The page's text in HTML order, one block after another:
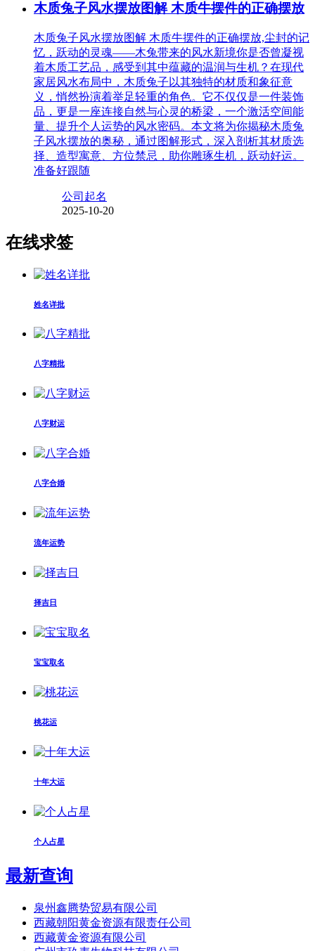
木质兔子风水摆放图解 木质牛摆件的正确摆放
木质兔子风水摆放图解 木质牛摆件的正确摆放,尘封的记
忆，跃动的灵魂——木兔带来的风水新境你是否曾凝视
着木质工艺品，感受到其中蕴藏的温润与生机？在现代
家居风水布局中，木质兔子以其独特的材质和象征意
义，悄然扮演着举足轻重的角色。它不仅仅是一件装饰
品，更是一座连接自然与心灵的桥梁，一个激活空间能
量、提升个人运势的风水密码。本文将为你揭秘木质兔
子风水摆放的奥秘，通过图解形式，深入剖析其材质选
择、造型寓意、方位禁忌，助你雕琢生机，跃动好运。
准备好跟随
公司起名
2025-10-20
在线求签
姓名详批
八字精批
八字财运
八字合婚
流年运势
择吉日
宝宝取名
桃花运
十年大运
个人占星
最新查询
泉州鑫腾势贸易有限公司
西藏朝阳黄金资源有限责任公司
西藏黄金资源有限公司